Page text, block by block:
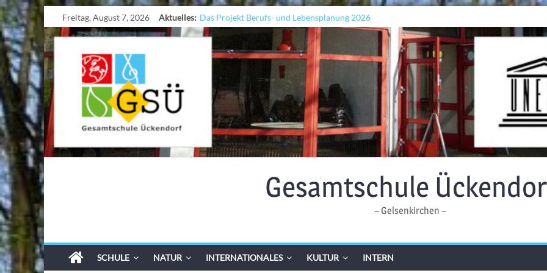
Freitag, August 7, 2026 Aktuelles: Das Projekt Berufs- und Lebensplanung 2026
UNESCO Stadtradeln „Grenzen überwinden“
Sicherheit auf den Wellen: Lehrkräfte bilden sich in Alicante fort
Gesamtschule
– Gelsenkirchen –
SCHULE NATUR INTERNATIONALES KULTUR INTERN